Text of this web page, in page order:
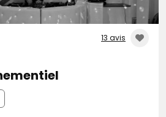
13 avis